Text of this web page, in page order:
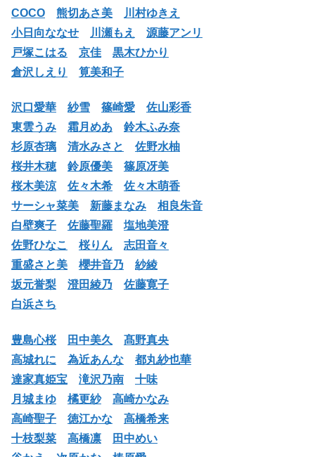
COCO
熊切あさ美
川村ゆきえ
小日向ななせ
川瀬もえ
源藤アンリ
戸塚こはる
京佳
黒木ひかり
倉沢しえり
筧美和子
沢口愛華 紗雪 篠崎愛
佐山彩香
東雲うみ
霜月めあ
鈴木ふみ奈
杉原杏璃
清水みさと
佐野水柚
桜井木穂
鈴原優美
篠原冴美
桜木美涼
佐々木希
佐々木萌香
サーシャ菜美
新藤まなみ
相良朱音
白壁爽子
佐藤聖羅
塩地美澄
佐野ひなこ
桜りん
志田音々
重盛さと美
櫻井音乃
紗綾
坂元誉梨
澄田綾乃
佐藤寛子
白浜さち
豊島心桜 田中美久
髙野真央
高城れに
為近あんな
都丸紗也華
達家真姫宝
滝沢乃南
十味
月城まゆ
橘更紗
高崎かなみ
高崎聖子
徳江かな
高橋希来
十枝梨菜
高橋凛
田中めい